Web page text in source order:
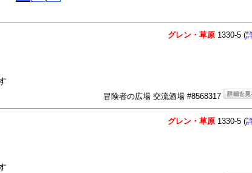
グレン・草原 1330-5 (
冒険者の広場 交流酒場 #8568317
グレン・草原 1330-5 (